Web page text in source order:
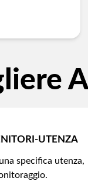
UTENZA
specifica utenza,